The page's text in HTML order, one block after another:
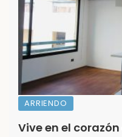
ARRIENDO